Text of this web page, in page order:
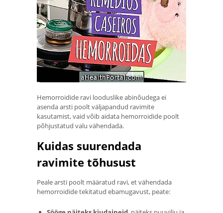
Hemorroidide ravi looduslike abinõudega ei
asenda arsti poolt väljapandud ravimite
kasutamist, vaid võib aidata hemorroidide poolt
põhjustatud valu vähendada.
Kuidas suurendada
ravimite tõhusust
Peale arsti poolt määratud ravi, et vähendada
hemorroidide tekitatud ebamugavust, peate: